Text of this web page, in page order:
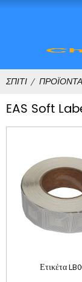
ΣΠΊΤΙ ΠΡΟΪΌΝΤΑ
EAS Soft
Ετικέτα